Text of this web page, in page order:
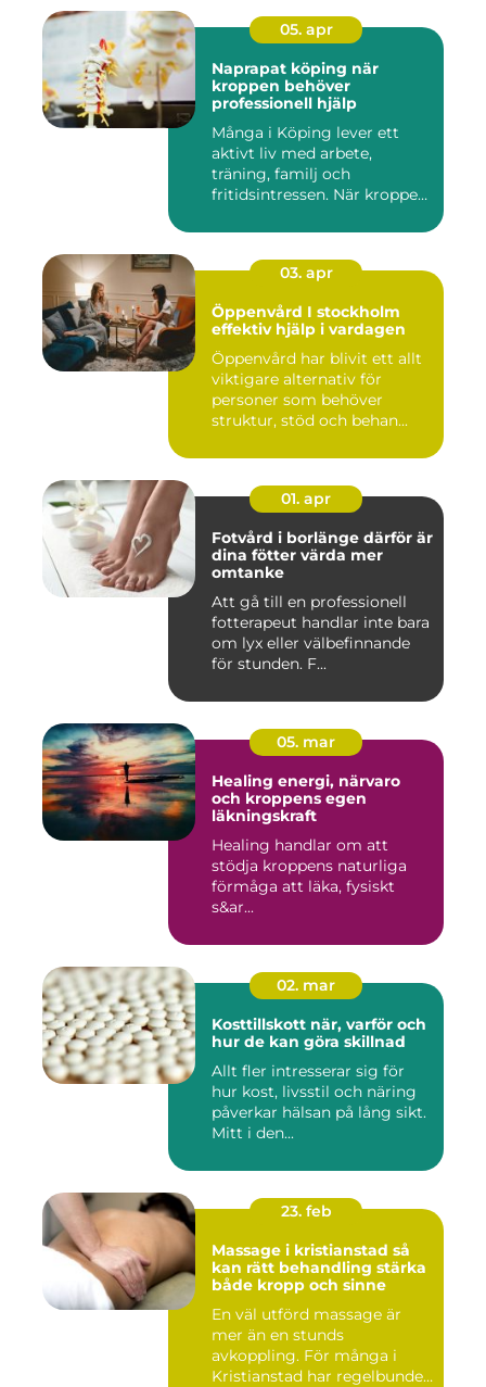
05. apr
Naprapat köping när
kroppen behöver
professionell hjälp
Många i Köping lever ett
aktivt liv med arbete,
träning, familj och
fritidsintressen. När kroppen
03. apr
Öppenvård I stockholm
effektiv hjälp i vardagen
Öppenvård har blivit ett allt
viktigare alternativ för
personer som behöver
struktur, stöd och behan...
01. apr
Fotvård i borlänge därför är
dina fötter värda mer
omtanke
Att gå till en professionell
fotterapeut handlar inte bara
om lyx eller välbefinnande
för stunden. F...
05. mar
Healing energi, närvaro
och kroppens egen
läkningskraft
Healing handlar om att
stödja kroppens naturliga
förmåga att läka, fysiskt
s&ar...
02. mar
Kosttillskott när, varför och
hur de kan göra skillnad
Allt fler intresserar sig för
hur kost, livsstil och näring
påverkar hälsan på lång sikt.
Mitt i den...
23. feb
Massage i kristianstad så
kan rätt behandling stärka
både kropp och sinne
En väl utförd massage är
mer än en stunds
avkoppling. För många i
Kristianstad har regelbunden